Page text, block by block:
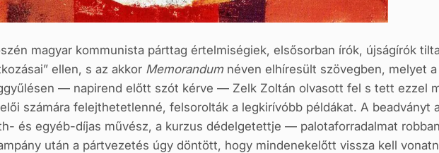
magyar kommunista párttag értelmiségiek, elsősorban írók, újságírók
ellen, s az akkor Memorandum néven elhíresült szövegben, melyet
— napirend előtt szót kérve — Zelk Zoltán olvasott fel s tett ezzel
számára felejthetetlenné, felsorolták a legkirívóbb példákat. A
és egyéb-díjas művész, a kurzus dédelgetettje — palotaforradalmat
után a pártvezetés úgy döntött, hogy mindenekelőtt vissza kell